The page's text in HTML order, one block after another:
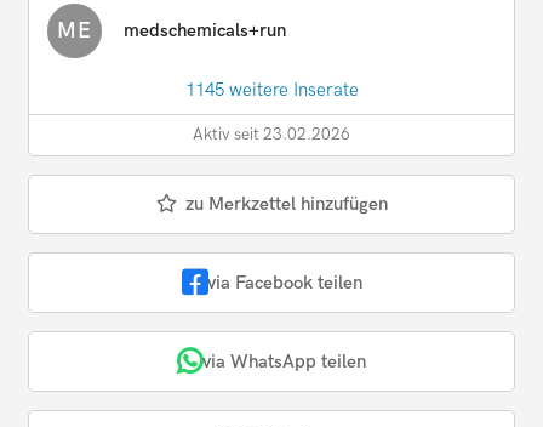
ME medschemicals+run
1145 weitere Inserate
Aktiv seit 23.02.2026
zu Merkzettel hinzufügen
via Facebook teilen
via WhatsApp teilen